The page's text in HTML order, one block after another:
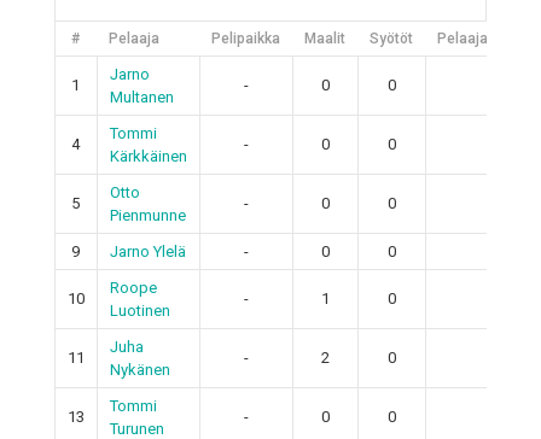
# Pelaaja Pelipaikka Maalit Syötöt Pelaajan
1
Jarno
Multanen
- 0 0
4
Tommi
Kärkkäinen
- 0 0
5
Otto
Pienmunne
- 0 0
9 Jarno Ylelä - 0 0
10
Roope
Luotinen
- 1 0
11
Juha
Nykänen
- 2 0
13
Tommi
Turunen
- 0 0